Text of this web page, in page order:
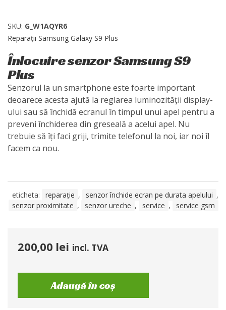
SKU: G_W1AQYR6
Reparații Samsung Galaxy S9 Plus
Înlocuire senzor Samsung S9
Plus
Senzorul la un smartphone este foarte important
deoarece acesta ajută la reglarea luminozității display-
ului sau să închidă ecranul în timpul unui apel pentru a
preveni închiderea din greseală a acelui apel. Nu
trebuie să îți faci griji, trimite telefonul la noi, iar noi îl
facem ca nou.
eticheta: reparație , senzor închide ecran pe durata apelului ,
senzor proximitate , senzor ureche , service , service gsm
200,00 lei incl. TVA
Adaugă în coș